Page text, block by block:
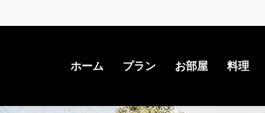
ホーム プラン お部屋 料理